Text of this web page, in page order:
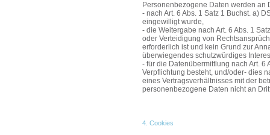
Personenbezogene Daten werden an
- nach Art. 6 Abs. 1 Satz 1 Buchst. a)
eingewilligt wurde,
- die Weitergabe nach Art. 6 Abs. 1
oder Verteidigung von
erforderlich ist und kein Grund zur
überwiegendes schutzwürdiges
- für die Datenübermittlung nach Art. 6
Verpflichtung besteht, und/oder- dies
eines Vertragsverhältnisses mit der
personenbezogene Daten nicht an
4. Cookies